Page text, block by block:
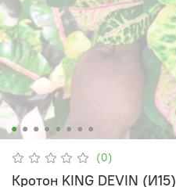
(0)
Кротон KING DEVIN (И15)